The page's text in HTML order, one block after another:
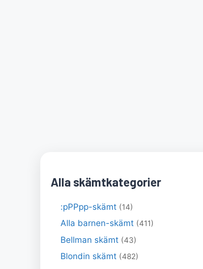
Alla skämtkategorier
:pPPpp-skämt (14)
Alla barnen-skämt (411)
Bellman skämt (43)
Blondin skämt (482)